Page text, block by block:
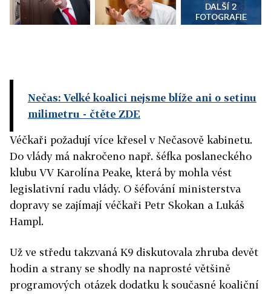
DALŠÍ 2
FOTOGRAFIE
Nečas: Velké koalici nejsme blíže ani o setinu
milimetru - čtěte ZDE
Véčkaři požadují více křesel v Nečasově kabinetu.
Do vlády má nakročeno např. šéfka poslaneckého
klubu VV Karolína Peake, která by mohla vést
legislativní radu vlády. O šéfování ministerstva
dopravy se zajímají véčkaři Petr Skokan a Lukáš
Hampl.
Už ve středu takzvaná K9 diskutovala zhruba devět
hodin a strany se shodly na naprosté většině
programových otázek dodatku k současné koaliční